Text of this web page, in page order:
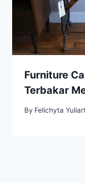
Furniture
Terbakar
By Felichyta